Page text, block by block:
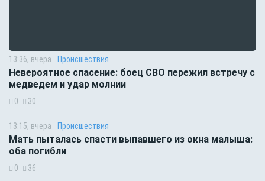
13:36, вчера Происшествия
Невероятное спасение: боец СВО пережил встречу с
медведем и удар молнии
0 30
13:15, вчера Происшествия
Мать пыталась спасти выпавшего из окна малыша:
оба погибли
0 36